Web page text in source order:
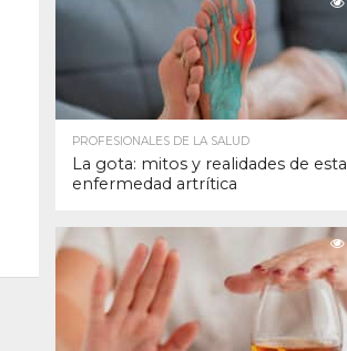
PROFESIONALES DE LA SALUD
La gota: mitos y realidades de esta
enfermedad artrítica